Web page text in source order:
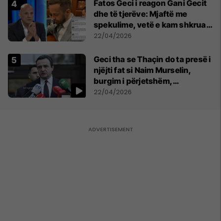
Fatos Geci i reagon Gani Gecit
dhe të tjerëve: Mjaftë me
spekulime, vetë e kam shkruar
fjalimin në mënyrë spontane
22/04/2026
Geci tha se Thaçin do ta presë i
njëjti fat si Naim Murselin,
burgim i përjetshëm,
deklarohet Kurti
22/04/2026